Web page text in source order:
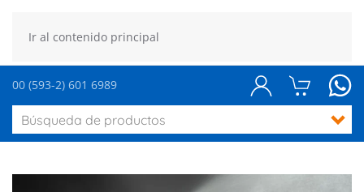
Ir al contenido principal
00 (593-2) 601 6989